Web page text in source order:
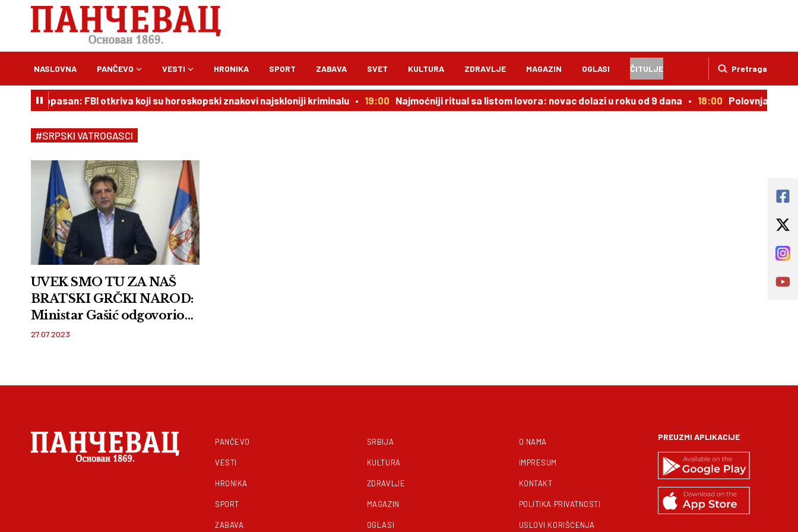
Pretraga
NASLOVNA PANČEVO VESTI HRONIKA SPORT ZABAVA SVET KULTURA ZDRAVLJE MAGAZIN OGLASI ČITULJE
je vrlo opasan: FBI otkriva koji su horoskopski znakovi najskloniji kriminalu 19:00 Najmoćniji ritual sa listom lovora: novac dolazi u roku od 9 dana 18:00 Polovnjak
#SRPSKI VATROGASCI
UVEK SMO TU ZA NAŠ
BRATSKI GRČKI NAROD:
Ministar Gašić odgovorio
Micotakisu na reči
27.07.2023
PANČEVO
VESTI
HRONIKA
SPORT
ZABAVA
SRBIJA
KULTURA
ZDRAVLJE
MAGAZIN
OGLASI
O NAMA
IMPRESUM
KONTAKT
POLITIKA PRIVATNOSTI
USLOVI KORIŠĆENJA
PREUZMI APLIKACIJE